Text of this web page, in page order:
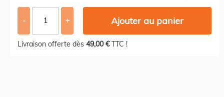
- + Ajouter au panier
Livraison offerte dès 49,00 €TTC !